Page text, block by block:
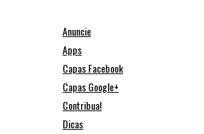
Anuncie
Apps
Capas Facebook
Capas Google+
Contribua!
Dicas